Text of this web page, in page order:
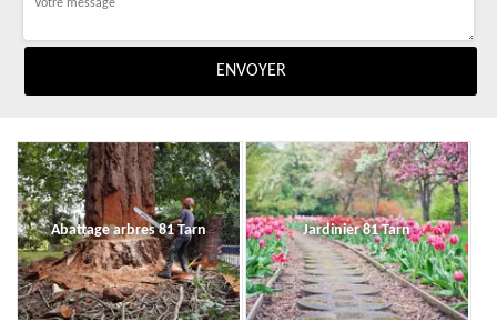
Abattage arbres 81 Tarn Jardinier 81 Tarn